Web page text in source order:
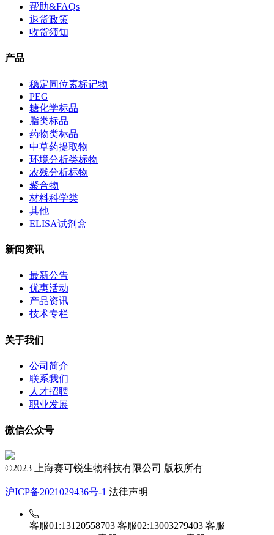
帮助&FAQs
退货政策
收货须知
产品
稳定同位素标记物
PEG
糖化学标品
脂类标品
药物类标品
中草药提取物
环境分析类标物
农残分析标物
聚合物
材料科学类
其他
ELISA试剂盒
新闻资讯
最新公告
优惠活动
产品资讯
技术专栏
关于我们
公司简介
联系我们
人才招聘
职业发展
微信公众号
©2023 上海赛可锐生物科技有限公司 版权所有
沪ICP备2021029436号-1 法律声明
客服01:13120558703 客服02:13003279403 客服